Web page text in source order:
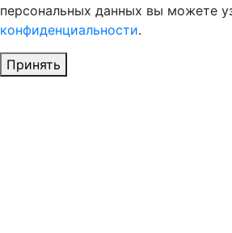
персональных данных вы можете
конфиденциальности.
Принять